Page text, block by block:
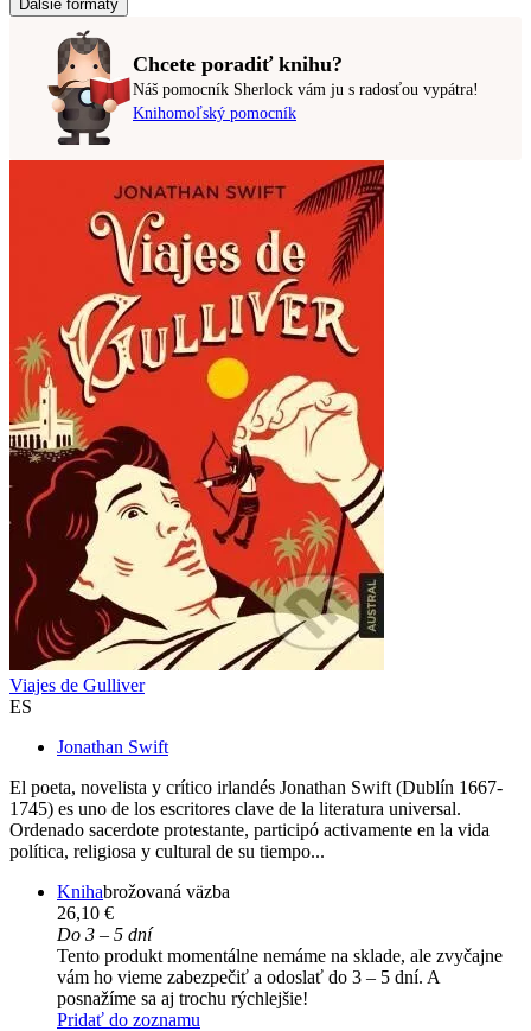
Ďalšie formáty
Chcete poradiť knihu?
Náš pomocník Sherlock vám ju s radosťou vypátra!
Knihomoľský pomocník
Viajes de Gulliver
ES
Jonathan Swift
El poeta, novelista y crítico irlandés Jonathan Swift (Dublín 1667-
1745) es uno de los escritores clave de la literatura universal.
Ordenado sacerdote protestante, participó activamente en la vida
política, religiosa y cultural de su tiempo...
Knihabrožovaná väzba
26,10 €
Do 3 – 5 dní
Tento produkt momentálne nemáme na sklade, ale zvyčajne
vám ho vieme zabezpečiť a odoslať do 3 – 5 dní. A
posnažíme sa aj trochu rýchlejšie!
Pridať do zoznamu